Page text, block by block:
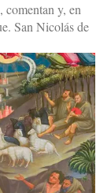
comentan y, en
San Nicolás de